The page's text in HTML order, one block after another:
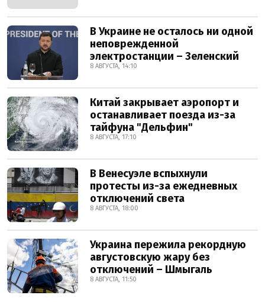
В Украине не осталось ни одной
неповрежденной
электростанции – Зеленский
8 АВГУСТА, 14:10
Китай закрывает аэропорт и
останавливает поезда из-за
тайфуна "Дельфин"
8 АВГУСТА, 17:10
В Венесуэле вспыхнули
протесты из-за ежедневных
отключений света
8 АВГУСТА, 18:00
Украина пережила рекордную
августовскую жару без
отключений – Шмыгаль
8 АВГУСТА, 11:50